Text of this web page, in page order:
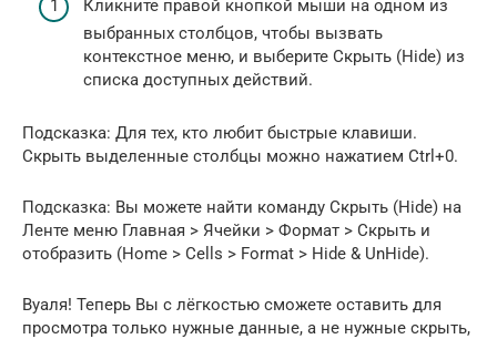
Кликните правой кнопкой мыши на одном из
выбранных столбцов, чтобы вызвать
контекстное меню, и выберите Скрыть (Hide) из
списка доступных действий.
Подсказка: Для тех, кто любит быстрые клавиши.
Скрыть выделенные столбцы можно нажатием Ctrl+0.
Подсказка: Вы можете найти команду Скрыть (Hide) на
Ленте меню Главная > Ячейки > Формат > Скрыть и
отобразить (Home > Cells > Format > Hide & UnHide).
Вуаля! Теперь Вы с лёгкостью сможете оставить для
просмотра только нужные данные, а не нужные скрыть,